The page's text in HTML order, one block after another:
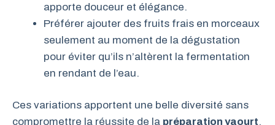
apporte douceur et élégance.
Préférer ajouter des fruits frais en morceaux
seulement au moment de la dégustation
pour éviter qu’ils n’altèrent la fermentation
en rendant de l’eau.
Ces variations apportent une belle diversité sans
compromettre la réussite de la préparation yaourt.